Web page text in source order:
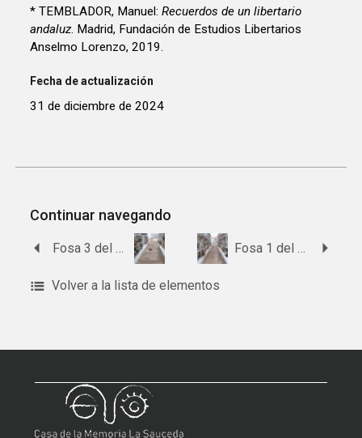
* TEMBLADOR, Manuel:Recuerdos de un libertario
andaluz. Madrid, Fundación de Estudios Libertarios
Anselmo Lorenzo, 2019.
Fecha de actualización
31 de diciembre de 2024
Continuar navegando
Volver a la lista de elementos